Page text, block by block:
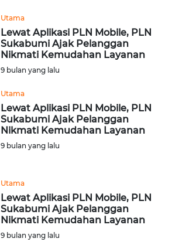
Utama
Lewat Aplikasi PLN Mobile, PLN
Sukabumi Ajak Pelanggan
Nikmati Kemudahan Layanan
9 bulan yang lalu
Utama
Lewat Aplikasi PLN Mobile, PLN
Sukabumi Ajak Pelanggan
Nikmati Kemudahan Layanan
9 bulan yang lalu
Utama
Lewat Aplikasi PLN Mobile, PLN
Sukabumi Ajak Pelanggan
Nikmati Kemudahan Layanan
9 bulan yang lalu